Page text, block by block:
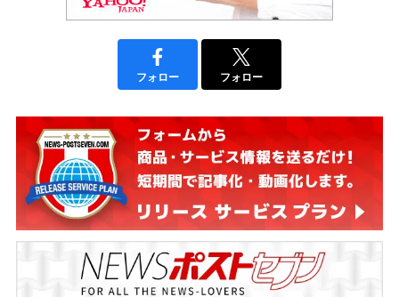
フォロー フォロー